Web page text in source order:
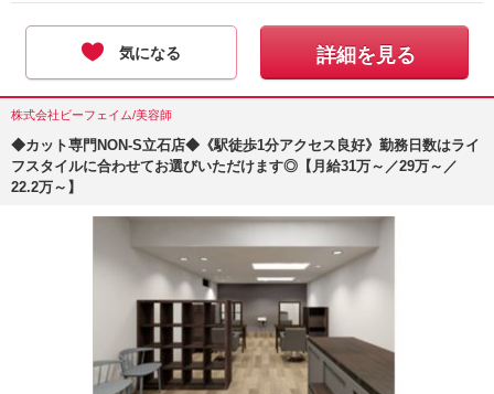
気になる 詳細を見る
株式会社ビーフェイム/美容師
◆カット専門NON-S立石店◆《駅徒歩1分アクセス良好》勤務日数はライ
フスタイルに合わせてお選びいただけます◎【月給31万～／29万～／
22.2万～】